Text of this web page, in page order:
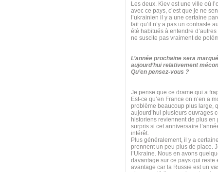
Les deux. Kiev est une ville où
avec ce pays, c’est que je ne
l’ukrainien il y a une certaine
fait qu’il n’y a pas un contraste
été habitués à entendre
ne suscite pas vraiment de
L’année prochaine sera
aujourd’hui relativement
Qu’en pensez-vous ?
Je pense que ce drame qui a
Est-ce qu’en France on n’en a
problème beaucoup plus large,
aujourd’hui plusieurs ouvrages
historiens reviennent de plus
surpris si cet anniversaire
intérêt.
Plus généralement, il y a
prennent un peu plus de place.
l’Ukraine. Nous en avons
davantage sur ce pays qui reste
avantage car la Russie est un